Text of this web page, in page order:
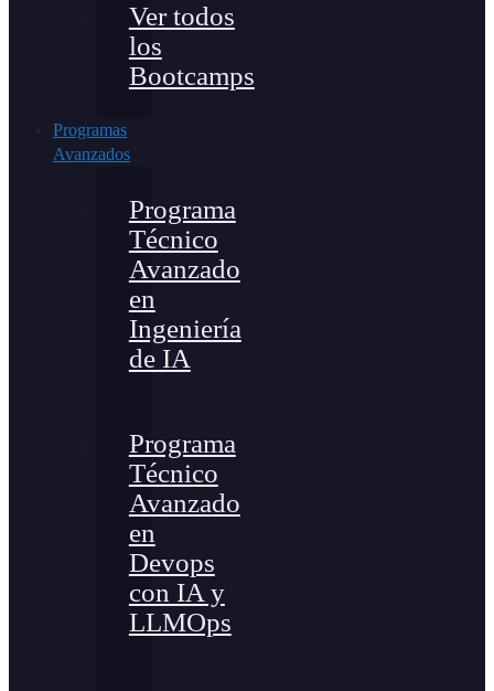
Ver todos
los
Bootcamps
Programas
Avanzados
Programa
Técnico
Avanzado
en
Ingeniería
de IA
Programa
Técnico
Avanzado
en
Devops
con IA y
LLMOps